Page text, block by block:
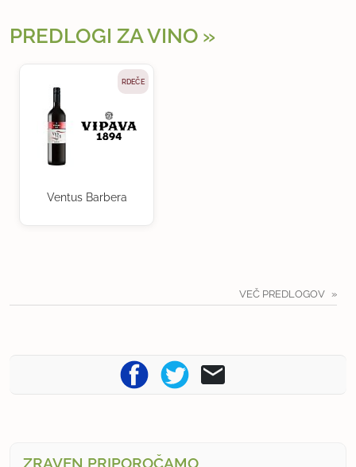
PREDLOGI ZA VINO
RDEČE
Ventus Barbera
VEČ PREDLOGOV
ZRAVEN PRIPOROČAMO